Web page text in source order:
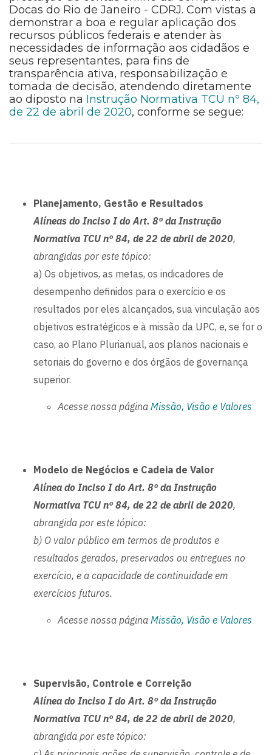
Docas do Rio de Janeiro - CDRJ. Com vistas a
demonstrar a boa e regular aplicação dos
recursos públicos federais e atender às
necessidades de informação aos cidadãos e
seus representantes, para fins de
transparência ativa, responsabilização e
tomada de decisão, atendendo diretamente
ao diposto na Instrução Normativa TCU nº 84,
de 22 de abril de 2020, conforme se segue:
Planejamento, Gestão e Resultados
Alíneas do Inciso I do Art. 8º da Instrução
Normativa TCU nº 84, de 22 de abril de 2020,
abrangidas por este tópico:
a) Os objetivos, as metas, os indicadores de
desempenho definidos para o exercício e os
resultados por eles alcançados, sua vinculação aos
objetivos estratégicos e à missão da UPC, e, se for o
caso, ao Plano Plurianual, aos planos nacionais e
setoriais do governo e dos órgãos de governança
superior.
Acesse nossa página Missão, Visão e Valores
Modelo de Negócios e Cadeia de Valor
Alínea do Inciso I do Art. 8º da Instrução
Normativa TCU nº 84, de 22 de abril de 2020,
abrangida por este tópico:
b) O valor público em termos de produtos e
resultados gerados, preservados ou entregues no
exercício, e a capacidade de continuidade em
exercícios futuros.
Acesse nossa página Missão, Visão e Valores
Supervisão, Controle e Correição
Alínea do Inciso I do Art. 8º da Instrução
Normativa TCU nº 84, de 22 de abril de 2020,
abrangida por este tópico: